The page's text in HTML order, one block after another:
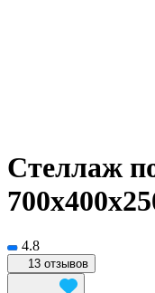
Стеллаж
4.8
13 отзывов